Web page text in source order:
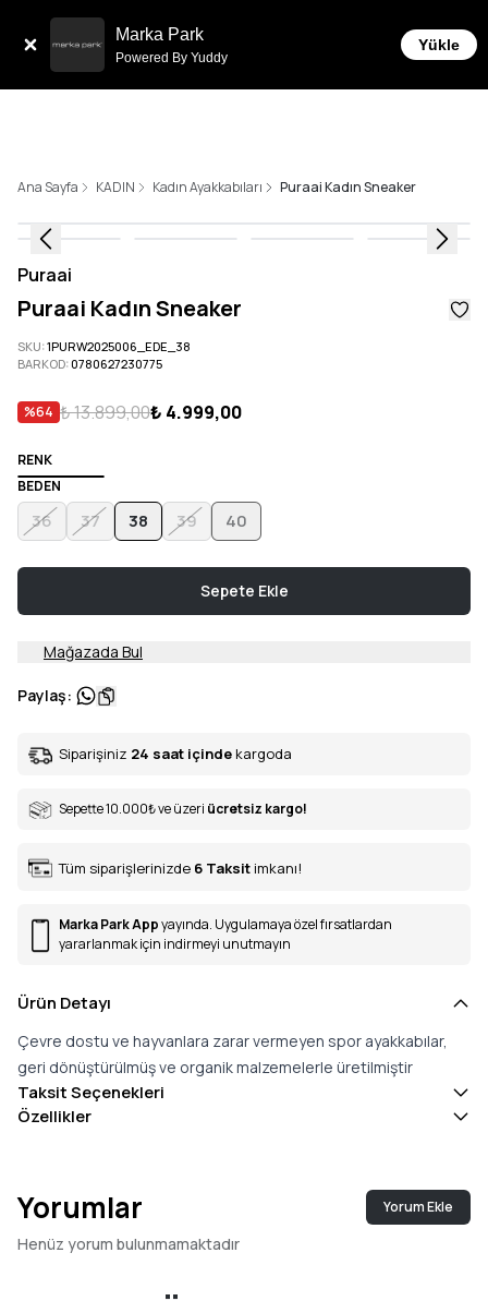
Marka Park
Powered By Yuddy
Yükle
Ana Sayfa KADIN Kadın Ayakkabıları Puraai Kadın Sneaker
Puraai
Puraai Kadın Sneaker
SKU:1PURW2025006_EDE_38
BARKOD:0780627230775
%64 ₺ 13.899,00₺ 4.999,00
RENK
BEDEN
36 37 38 39 40
Sepete Ekle
Mağazada Bul
Paylaş:
Siparişiniz 24 saat içinde kargoda
Sepette 10.000₺ve üzeri ücretsiz kargo!
Tüm siparişlerinizde 6 Taksit imkanı!
Marka Park Appyayında. Uygulamaya özel fırsatlardan
yararlanmak için indirmeyi unutmayın
Ürün Detayı
Çevre dostu ve hayvanlara zarar vermeyen spor ayakkabılar,
geri dönüştürülmüş ve organik malzemelerle üretilmiştir
Taksit Seçenekleri
Özellikler
Yorumlar Yorum Ekle
Henüz yorum bulunmamaktadır